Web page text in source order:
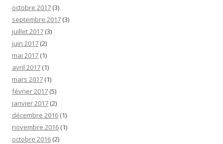
octobre 2017 (3)
septembre 2017 (3)
juillet 2017 (3)
juin 2017 (2)
mai 2017 (1)
avril 2017 (1)
mars 2017 (1)
février 2017 (5)
janvier 2017 (2)
décembre 2016 (1)
novembre 2016 (1)
octobre 2016 (2)